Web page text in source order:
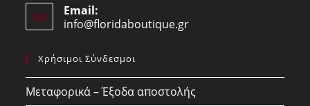
application
in
your
Email:
info@floridaboutique.grOpens
Χρήσιμοι Σύνδεσμοι
Μεταφορικά – Έξοδα αποστολής